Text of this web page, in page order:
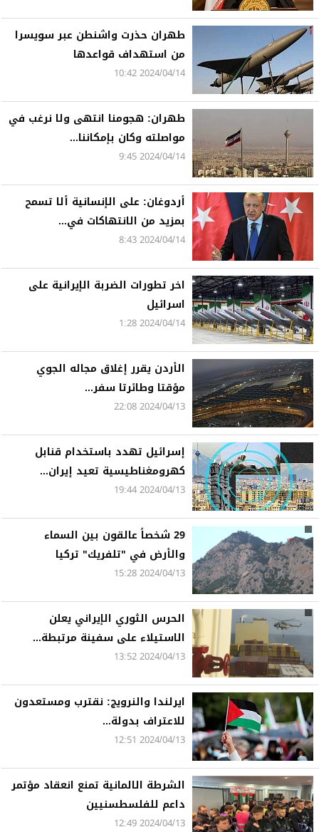
طهران حذرت واشنطن عبر سويسرا
من استهداف قواعدها
2024/04/14 10:42
طهران: هجومنا انتهى ولا نرغب في
مواصلته وكان بإمكاننا...
2024/04/14 9:45
أردوغان: على الإنسانية ألا تسمح
بمزيد من الانتهاكات في...
2024/04/14 8:43
اخر تطورات الضربة الإيرانية على
اسرائيل
2024/04/14 1:28
الأردن يقرر إغلاق مجاله الجوي
مؤقتا وطائرتا سفر...
2024/04/13 22:08
إسرائيل تهدد باستخدام قنابل
كهرومغناطيسية تعيد إيران...
2024/04/13 19:44
29 شخصاً عالقون بين السماء
والأرض في "تلفريك" تركيا
2024/04/13 15:28
الحرس الثوري الإيراني يعلن
الاستيلاء على سفينة مرتبطة...
2024/04/13 13:52
ايرلندا والنرويج: نقترب ومستعدون
للاعتراف بدولة...
2024/04/13 12:51
الشرطة الالمانية تمنع انعقاد مؤتمر
داعم للفلسطسنيين
2024/04/13 12:49